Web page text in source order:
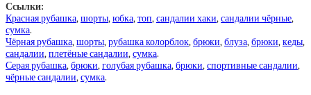
Ссылки:
Красная рубашка,шорты,юбка,топ,сандалии хаки,сандалии чёрные,
сумка.
Чёрная рубашка,шорты,рубашка колорблок,брюки,блуза,брюки,кеды,
сандалии,плетёные сандалии,сумка.
Серая рубашка,брюки,голубая рубашка,брюки,спортивные сандалии,
чёрные сандалии,сумка.